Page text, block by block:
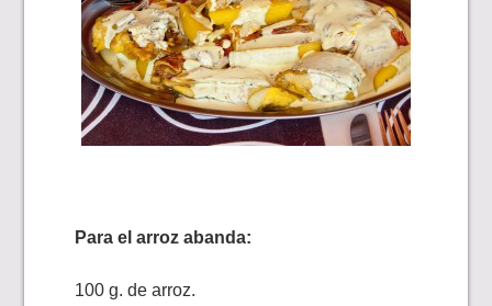
Para el arroz abanda:
100 g. de arroz.